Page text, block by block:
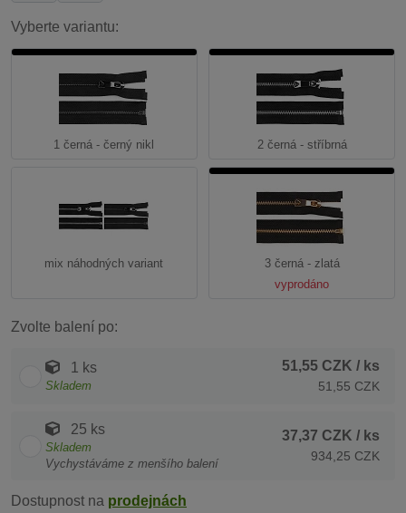
Vyberte variantu:
1 černá - černý nikl 2 černá - stříbrná
mix náhodných variant
3 černá - zlatá
vyprodáno
Zvolte balení po:
1 ks
Skladem
51,55 CZK / ks
51,55 CZK
25 ks
Skladem
Vychystáváme z menšího balení
37,37 CZK / ks
934,25 CZK
Dostupnost na prodejnách